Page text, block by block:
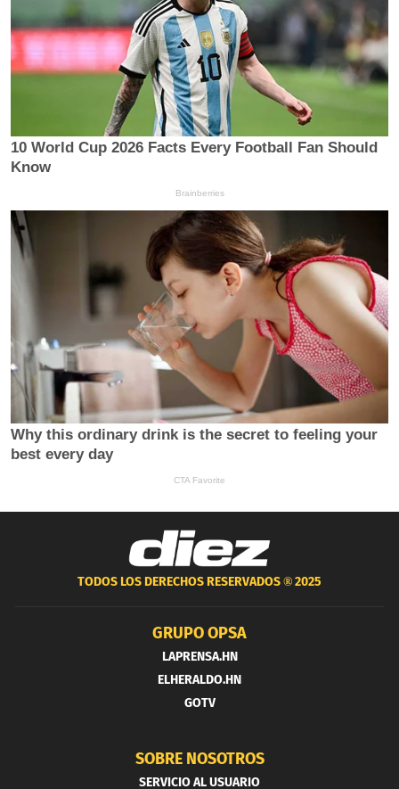
TODOS LOS DERECHOS RESERVADOS ®2025
GRUPO OPSA
LAPRENSA.HN
ELHERALDO.HN
GOTV
SOBRE NOSOTROS
SERVICIO AL USUARIO